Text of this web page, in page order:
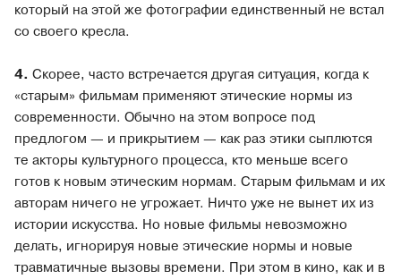
который на этой же фотографии единственный не встал
со своего кресла.
4. Скорее, часто встречается другая ситуация, когда к
«старым» фильмам применяют этические нормы из
современности. Обычно на этом вопросе под
предлогом — и прикрытием — как раз этики сыплются
те акторы культурного процесса, кто меньше всего
готов к новым этическим нормам. Старым фильмам и их
авторам ничего не угрожает. Ничто уже не вынет их из
истории искусства. Но новые фильмы невозможно
делать, игнорируя новые этические нормы и новые
травматичные вызовы времени. При этом в кино, как и в